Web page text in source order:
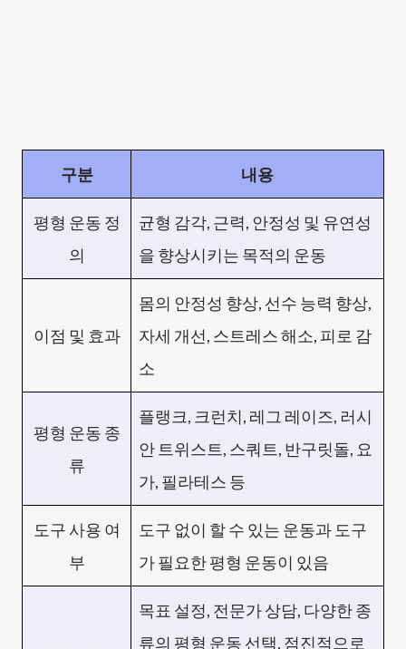
구분 내용
평형 운동 정
의
균형 감각, 근력, 안정성 및 유연성
을 향상시키는 목적의 운동
이점 및 효과
몸의 안정성 향상, 선수 능력 향상,
자세 개선, 스트레스 해소, 피로 감
소
평형 운동 종
류
플랭크, 크런치, 레그 레이즈, 러시
안 트위스트, 스쿼트, 반구릿돌, 요
가, 필라테스 등
도구 사용 여
부
도구 없이 할 수 있는 운동과 도구
가 필요한 평형 운동이 있음
목표 설정, 전문가 상담, 다양한 종
류의 평형 운동 선택, 점진적으로